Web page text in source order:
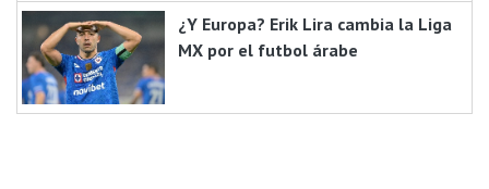
¿Y Europa? Erik Lira cambia la Liga
MX por el futbol árabe